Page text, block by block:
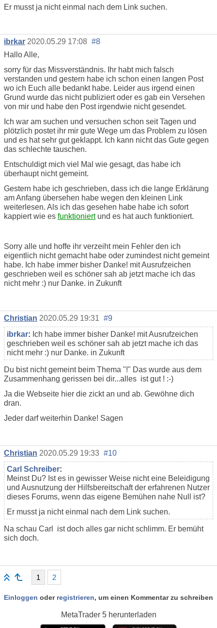
Er musst ja nicht einmal nach dem Link suchen.
ibrkar 2020.05.29 17:08 #8
Hallo Alle,
sorry für das Missverständnis. Ihr habt mich falsch
verstanden und gestern habe ich schon einen langen Post
wo ich Euch alle bedankt habe. Leider aus irgend einen
Grund wurde das nicht publiziert oder es gab ein Versehen
von mir und habe den Post irgendwie nicht gesendet.
Ich war am suchen und versuchen schon seit Tagen und
plötzlich postet ihr mir gute Wege um das Problem zu lösen
und es hat sehr gut geklappt. Ich kann nicht das Gute gegen
das schlechte tauschen.
Entschuldigt mich viel Mal wie gesagt, das habe ich
überhaupt nicht gemeint.
Gestern habe ich geschrieben, dass ich die lange Erklärung
am Anfang übersehen habe wegen den kleinen Link
weiterlesen. Als ich das gesehen habe habe ich sofort
kappiert wie es funktioniertund es hat auch funktioniert.
Sorry alle und hoffe ihr verzeiht mein Fehler den ich
eigentlich nicht gemacht habe oder zumindest nicht gemeint
habe. Ich habe immer bisher Danke! mit Ausrufzeichen
geschrieben weil es schöner sah ab jetzt mache ich das
nicht mehr :) nur Danke. in Zukunft
Christian 2020.05.29 19:31 #9
ibrkar: Ich habe immer bisher Danke! mit Ausrufzeichen
geschrieben weil es schöner sah ab jetzt mache ich das
nicht mehr :) nur Danke. in Zukunft
Du bist nicht gemeint beim Thema "!" Das wurde aus dem
Zusammenhang gerissen bei dir...alles ist gut ! :-)
Ja die Webseite hier die zickt an und ab. Gewöhne dich
dran.
Jeder darf weiterhin Danke! Sagen
Christian 2020.05.29 19:33 #10
Carl Schreiber:
Meinst Du? Ist es in gewisser Weise nicht eine Beleidigung
und Ausnutzung der Hilfsbereitschaft der erfahrenen Nutzer
dieses Forums, wenn das eigene Bemühen nahe Null ist?
Er musst ja nicht einmal nach dem Link suchen.
Na schau Carl ist doch alles gar nicht schlimm. Er bemüht
sich doch.
1 2
Einloggen oder registrieren, um einen Kommentar zu schreiben
MetaTrader 5herunterladen